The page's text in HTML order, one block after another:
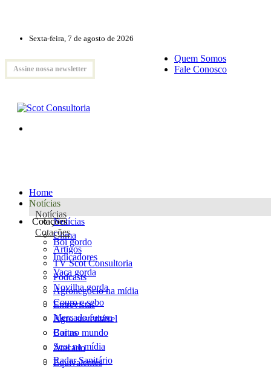
Sexta-feira, 7 de agosto de 2026
Assine nossa newsletter
Quem Somos
Fale Conosco
Home
Notícias
Notícias
Notícias
Clima
Artigos
TV Scot Consultoria
Podcasts
Agronegócio na mídia
Entrevistas
Agro sustentável
Cartas
Scot na mídia
Radar Sanitário
Cotações
Cotações
Boi gordo
Indicadores
Vaca gorda
Novilha gorda
Couro e sebo
Mercado futuro
Boi no mundo
Atacado
Equivalentes